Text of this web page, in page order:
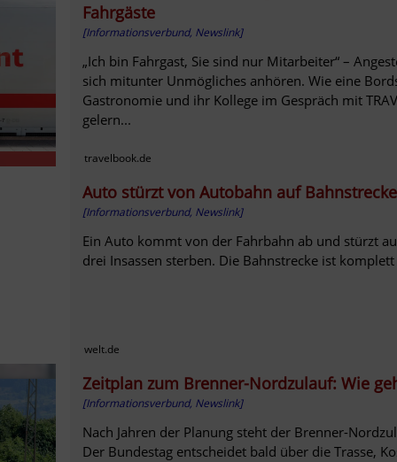
Fahrgäste
[Informationsverbund, Newslink]
„Ich bin Fahrgast, Sie sind nur Mitarbeiter“ –
sich mitunter Unmögliches anhören. Wie eine
Gastronomie und ihr Kollege im Gespräch mit
gelern...
travelbook.de
Auto stürzt von Autobahn auf
[Informationsverbund, Newslink]
Ein Auto kommt von der Fahrbahn ab und stürzt
drei Insassen sterben. Die Bahnstrecke ist
welt.de
Zeitplan zum Brenner-Nordzulauf: Wie
[Informationsverbund, Newslink]
Nach Jahren der Planung steht der Brenner-
Der Bundestag entscheidet bald über die Trasse,